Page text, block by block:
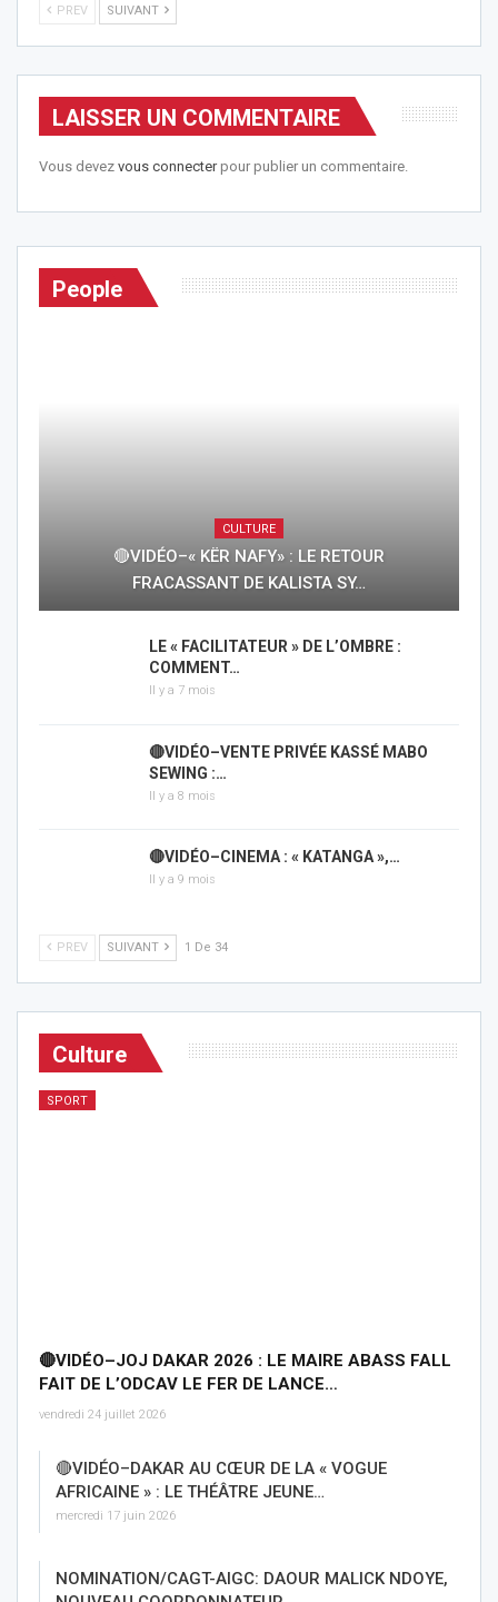
PREV SUIVANT
LAISSER UN COMMENTAIRE
Vous devez vous connecterpour publier un commentaire.
People
CULTURE
🔴VIDÉO–« KËR NAFY» : LE RETOUR
FRACASSANT DE KALISTA SY…
LE « FACILITATEUR » DE L’OMBRE :
COMMENT…
Il y a 7 mois
🔴VIDÉO–VENTE PRIVÉE KASSÉ MABO
SEWING :…
Il y a 8 mois
🔴VIDÉO–CINEMA : « KATANGA »,…
Il y a 9 mois
PREV SUIVANT 1 De 34
Culture
SPORT
🔴VIDÉO–JOJ DAKAR 2026 : LE MAIRE ABASS FALL
FAIT DE L’ODCAV LE FER DE LANCE…
vendredi 24 juillet 2026
🔴VIDÉO–DAKAR AU CŒUR DE LA « VOGUE
AFRICAINE » : LE THÉÂTRE JEUNE…
mercredi 17 juin 2026
NOMINATION/CAGT-AIGC: DAOUR MALICK NDOYE,